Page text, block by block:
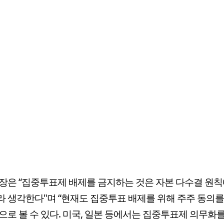
은 “집중투표제 배제를 금지하는 것은 자본 다수결 원
생각한다"며 “현재도 집중투표 배제를 위해 주주 동의
로 볼 수 있다. 미국, 일본 등에서는 집중투표제 의무화